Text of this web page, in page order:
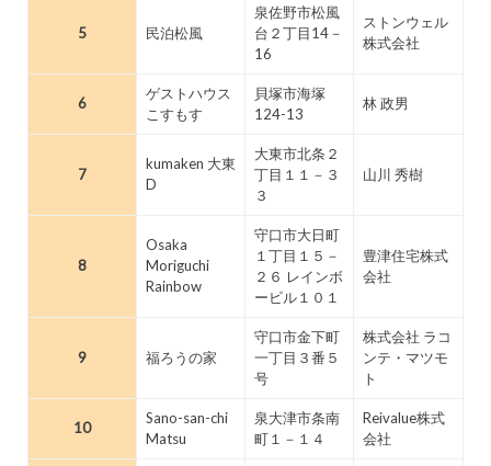
5 民泊松風
泉佐野市松風
台２丁目14－
16
ストンウェル
株式会社
6
ゲストハウス
こすもす
貝塚市海塚
124-13
林 政男
7
kumaken 大東
D
大東市北条２
丁目１１－３
３
山川 秀樹
8
Osaka
Moriguchi
Rainbow
守口市大日町
１丁目１５－
２６ レインボ
ービル１０１
豊津住宅株式
会社
9 福ろうの家
守口市金下町
一丁目３番５
号
株式会社 ラコ
ンテ・マツモ
ト
10
Sano-san-chi
Matsu
泉大津市条南
町１－１４
Reivalue株式
会社